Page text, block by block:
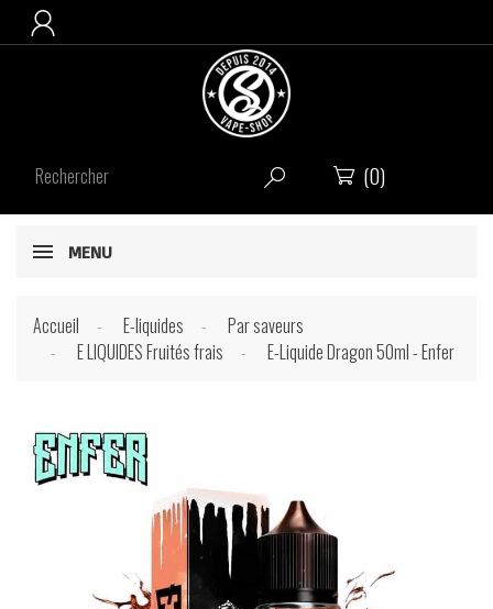

  (0)
MENU
Accueil E-liquides
Par saveurs
E LIQUIDES Fruités frais
E-Liquide Dragon 50ml - Enfer